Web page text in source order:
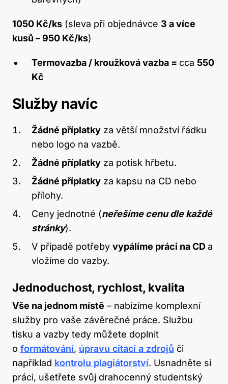
1050 Kč/ks (sleva při objednávce 3 a více
kusů – 950 Kč/ks)
Termovazba / kroužková vazba = cca 550
Kč
Služby navíc
Žádné příplatky za větší množství řádku
nebo logo na vazbě.
Žádné příplatky za potisk hřbetu.
Žádné příplatky za kapsu na CD nebo
přílohy.
Ceny jednotné (neřešíme cenu dle každé
stránky).
V případě potřeby vypálíme práci na CDa
vložíme do vazby.
Jednoduchost, rychlost, kvalita
Vše na jednom místě – nabízíme komplexní
služby pro vaše závěrečné práce. Službu
tisku a vazby tedy můžete doplnit
o formátování, úpravu citací a zdrojů či
například kontrolu plagiátorství. Usnadněte si
práci, ušetřete svůj drahocenný studentský